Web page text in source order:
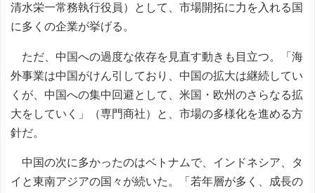
清水栄一常務執行役員）として、市場開拓に力を入れる国
に多くの企業が挙げる。
ただ、中国への過度な依存を見直す動きも目立つ。「海
外事業は中国がけん引しており、中国の拡大は継続してい
くが、中国への集中回避として、米国・欧州のさらなる拡
大をしていく」（専門商社）と、市場の多様化を進める方
針だ。
中国の次に多かったのはベトナムで、インドネシア、タ
イと東南アジアの国々が続いた。「若年層が多く、成長の